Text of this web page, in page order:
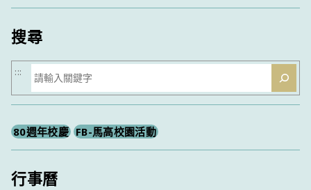
類
搜尋
搜
尋
:::
80週年校慶 FB-馬高校園活動
行事曆